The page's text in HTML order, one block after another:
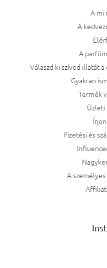
A mi
A
A
Válaszd ki szíved illatát
Gyakran
Termék
Fizetési és
A